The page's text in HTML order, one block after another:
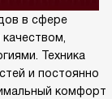
в сфере
Техника
и постоянно
комфорт